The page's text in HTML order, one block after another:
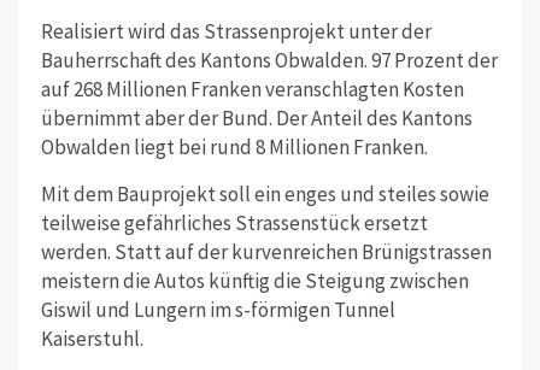
Realisiert wird das Strassenprojekt unter der
Bauherrschaft des Kantons Obwalden. 97 Prozent der
auf 268 Millionen Franken veranschlagten Kosten
übernimmt aber der Bund. Der Anteil des Kantons
Obwalden liegt bei rund 8 Millionen Franken.
Mit dem Bauprojekt soll ein enges und steiles sowie
teilweise gefährliches Strassenstück ersetzt
werden. Statt auf der kurvenreichen Brünigstrassen
meistern die Autos künftig die Steigung zwischen
Giswil und Lungern im s-förmigen Tunnel
Kaiserstuhl.